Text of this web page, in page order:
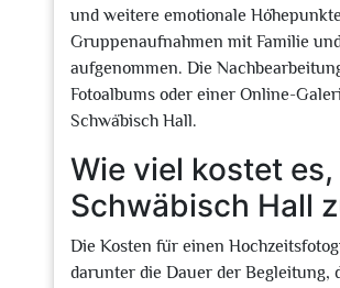
und weitere emotionale
Gruppenaufnahmen mit Familie
aufgenommen. Die
Fotoalbums oder einer Online-
Schwäbisch Hall.
Wie viel kostet
Schwäbisch Hall
Die Kosten für einen
darunter die Dauer der Begleitung,